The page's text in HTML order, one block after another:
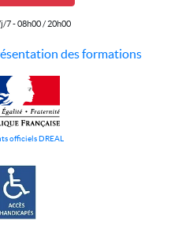
7 - 08h00 / 20h00
des formations
officiels DREAL